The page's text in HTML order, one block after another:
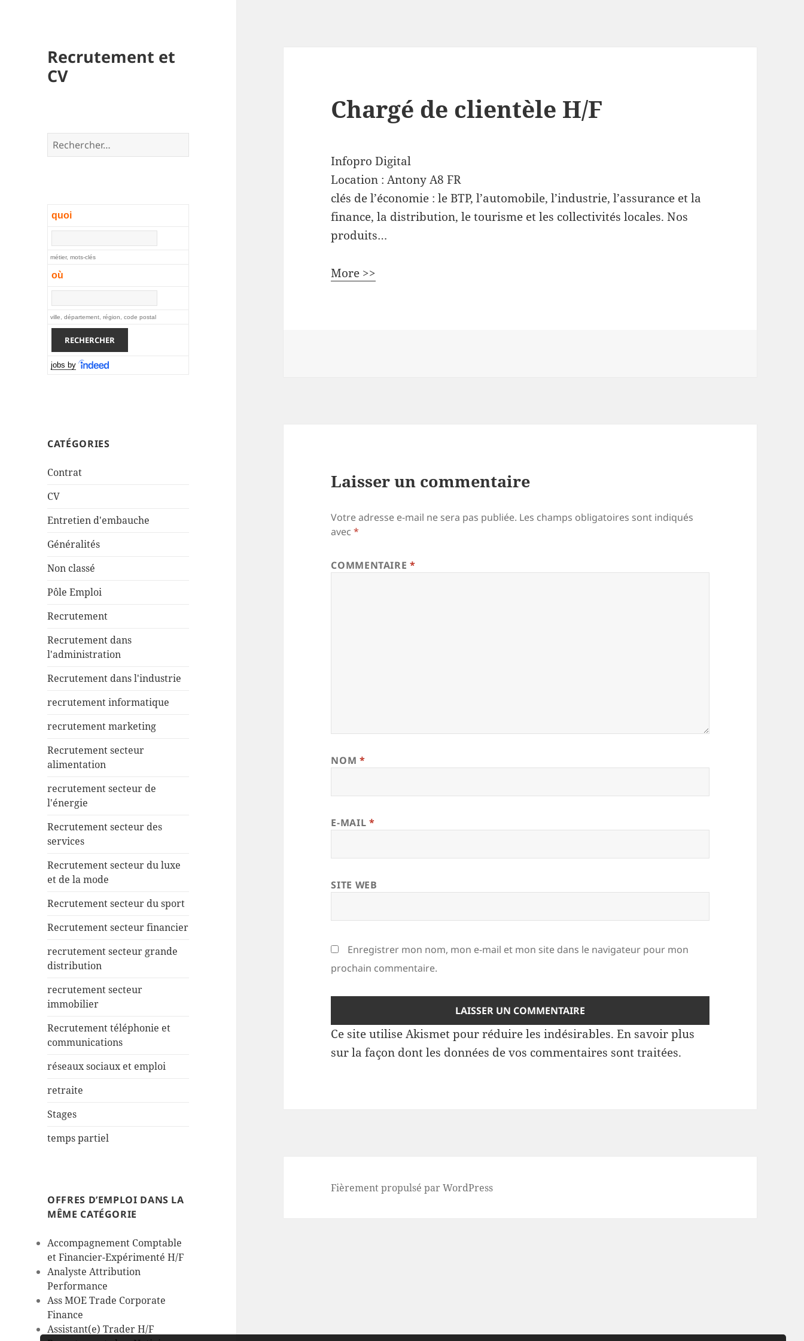
Recrutement et
CV
Rechercher :
quoi
métier, mots-clés
où
ville, département, région, code postal
jobs by
CATÉGORIES
Contrat
CV
Entretien d'embauche
Généralités
Non classé
Pôle Emploi
Recrutement
Recrutement dans
l'administration
Recrutement dans l'industrie
recrutement informatique
recrutement marketing
Recrutement secteur
alimentation
recrutement secteur de
l'énergie
Recrutement secteur des
services
Recrutement secteur du luxe
et de la mode
Recrutement secteur du sport
Recrutement secteur financier
recrutement secteur grande
distribution
recrutement secteur
immobilier
Recrutement téléphonie et
communications
réseaux sociaux et emploi
retraite
Stages
temps partiel
OFFRES D’EMPLOI DANS LA
MÊME CATÉGORIE
Accompagnement Comptable
et Financier-Expérimenté H/F
Analyste Attribution
Performance
Ass MOE Trade Corporate
Finance
Assistant(e) Trader H/F
Chargé de clientèle H/F
Infopro Digital
Location :Antony A8 FR
clés de l’économie : le BTP, l’automobile, l’industrie, l’assurance et la
finance, la distribution, le tourisme et les collectivités locales. Nos
produits…
More >>
Laisser un commentaire
Votre adresse e-mail ne sera pas publiée. Les champs obligatoires sont indiqués
avec*
COMMENTAIRE*
NOM *
E-MAIL *
SITE WEB
Enregistrer mon nom, mon e-mail et mon site dans le navigateur pour mon
prochain commentaire.
Ce site utilise Akismet pour réduire les indésirables.En savoir plus
sur la façon dont les données de vos commentaires sont traitées.
Fièrement propulsé par WordPress